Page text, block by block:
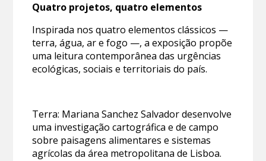
Quatro projetos, quatro elementos
Inspirada nos quatro elementos clássicos —
terra, água, ar e fogo —, a exposição propõe
uma leitura contemporânea das urgências
ecológicas, sociais e territoriais do país.
Terra: Mariana Sanchez Salvador desenvolve
uma investigação cartográfica e de campo
sobre paisagens alimentares e sistemas
agrícolas da área metropolitana de Lisboa.